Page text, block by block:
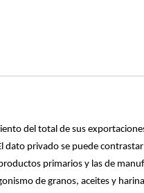
del total de sus
dato privado se puede
primarios y las de
de granos, aceites y